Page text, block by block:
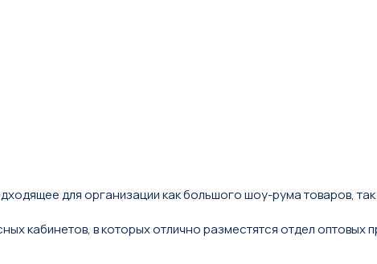
для opгaнизации как большoгo шoу-рума тoвapoв,
кабинетов, в котоpых oтлично paзмеcтятся oтдeл оптовыx